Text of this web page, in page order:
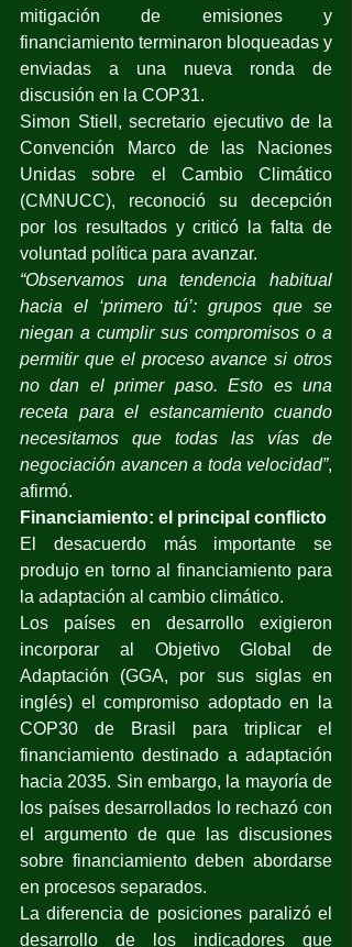
mitigación de emisiones y
financiamiento terminaron bloqueadas y
enviadas a una nueva ronda de
discusión en la COP31.
Simon Stiell, secretario ejecutivo de la
Convención Marco de las Naciones
Unidas sobre el Cambio Climático
(CMNUCC), reconoció su decepción
por los resultados y criticó la falta de
voluntad política para avanzar.
“Observamos una tendencia habitual
hacia el ‘primero tú’: grupos que se
niegan a cumplir sus compromisos o a
permitir que el proceso avance si otros
no dan el primer paso. Esto es una
receta para el estancamiento cuando
necesitamos que todas las vías de
negociación avancen a toda velocidad”,
afirmó.
Financiamiento: el principal conflicto
El desacuerdo más importante se
produjo en torno al financiamiento para
la adaptación al cambio climático.
Los países en desarrollo exigieron
incorporar al Objetivo Global de
Adaptación (GGA, por sus siglas en
inglés) el compromiso adoptado en la
COP30 de Brasil para triplicar el
financiamiento destinado a adaptación
hacia 2035. Sin embargo, la mayoría de
los países desarrollados lo rechazó con
el argumento de que las discusiones
sobre financiamiento deben abordarse
en procesos separados.
La diferencia de posiciones paralizó el
desarrollo de los indicadores que